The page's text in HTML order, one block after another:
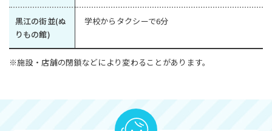
黒江の街並(ぬ
りもの館)
学校からタクシーで6分
※施設・店舗の閉鎖などにより変わることがあります。